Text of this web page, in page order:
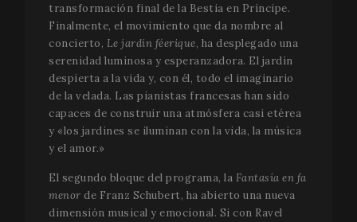
transformación final de la Bestia en Príncipe.
Finalmente, el movimiento que da nombre al
concierto, Le jardin féerique, ha desplegado una
serenidad luminosa y esperanzadora. El jardín
despierta a la vida y, con él, todo el imaginario
de la velada. Las pianistas francesas han sido
capaces de construir una atmósfera casi etérea
y «los jardines se iluminan con la vida, la música
y el amor.»
El segundo bloque del programa, la Fantasía en fa
menor de Franz Schubert, ha abierto una nueva
dimensión musical y emocional. Si con Ravel